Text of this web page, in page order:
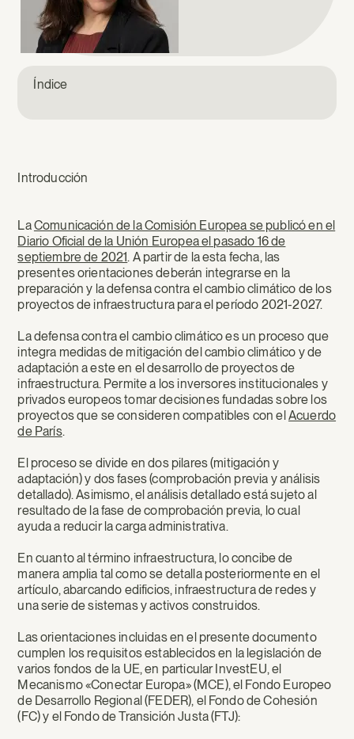
Introducción
LaComunicación de la Comisión Europea se publicó en el
Diario Oficial de la Unión Europea el pasado 16 de
septiembre de 2021. A partir de la esta fecha, las
presentes orientaciones deberán integrarse en la
preparación y la defensa contra el cambio climático de los
proyectos de infraestructura para el período 2021-2027.
La defensa contra el cambio climático es un proceso que
integra medidas de mitigación del cambio climático y de
adaptación a este en el desarrollo de proyectos de
infraestructura. Permite a los inversores institucionales y
privados europeos tomar decisiones fundadas sobre los
proyectos que se consideren compatibles con elAcuerdo
de París.
El proceso se divide en dos pilares (mitigación y
adaptación) y dos fases (comprobación previa y análisis
detallado). Asimismo, el análisis detallado está sujeto al
resultado de la fase de comprobación previa, lo cual
ayuda a reducir la carga administrativa.
En cuanto al término infraestructura, lo concibe de
manera amplia tal como se detalla posteriormente en el
artículo, abarcando edificios, infraestructura de redes y
una serie de sistemas y activos construidos.
Las orientaciones incluidas en el presente documento
cumplen los requisitos establecidos en la legislación de
varios fondos de la UE, en particular InvestEU, el
Mecanismo «Conectar Europa» (MCE), el Fondo Europeo
de Desarrollo Regional (FEDER), el Fondo de Cohesión
(FC) y el Fondo de Transición Justa (FTJ):
Índice